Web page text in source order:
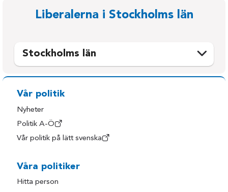
Liberalerna i Stockholms län
Stockholms län
Danderyd
Ekerö
Haninge
Huddinge
Lidingö
Nacka
Vår politik
Nyheter
Politik A-Ö
Vår politik på lätt svenska
Våra politiker
Hitta person